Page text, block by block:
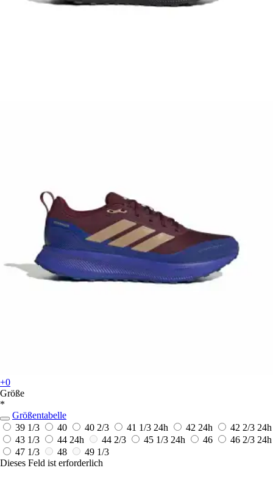
+0
Größe
*
Größentabelle
39 1/3
40 40 2/3 41 1/3 24h 42 24h 42 2/3 24h
43 1/3
44 24h 44 2/3 45 1/3 24h 46 46 2/3 24h
47 1/3
48
49 1/3
Dieses Feld ist erforderlich